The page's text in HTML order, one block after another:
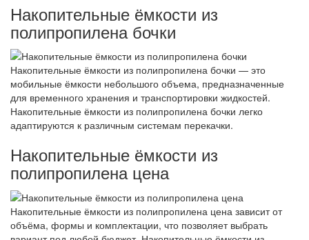
Накопительные ёмкости из
полипропилена бочки
Накопительные ёмкости из полипропилена бочки — это
мобильные ёмкости небольшого объема, предназначенные
для временного хранения и транспортировки жидкостей.
Накопительные ёмкости из полипропилена бочки легко
адаптируются к различным системам перекачки.
Накопительные ёмкости из
полипропилена цена
Накопительные ёмкости из полипропилена цена зависит от
объёма, формы и комплектации, что позволяет выбрать